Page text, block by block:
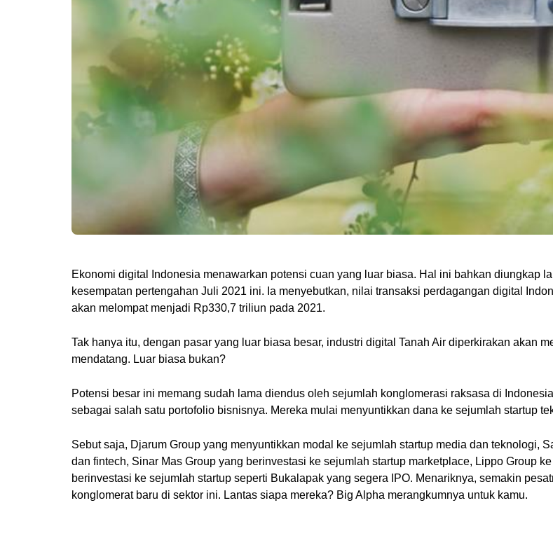
Ekonomi digital Indonesia menawarkan potensi cuan yang luar biasa. Hal ini bahkan diungkap
kesempatan pertengahan Juli 2021 ini. Ia menyebutkan, nilai transaksi perdagangan digital
akan melompat menjadi Rp330,7 triliun pada 2021.
Tak hanya itu, dengan pasar yang luar biasa besar, industri digital Tanah Air diperkirakan akan
mendatang. Luar biasa bukan?
Potensi besar ini memang sudah lama diendus oleh sejumlah konglomerasi raksasa di
sebagai salah satu portofolio bisnisnya. Mereka mulai menyuntikkan dana ke sejumlah startup
Sebut saja, Djarum Group yang menyuntikkan modal ke sejumlah startup media dan teknologi,
dan fintech, Sinar Mas Group yang berinvestasi ke sejumlah startup marketplace, Lippo Group
berinvestasi ke sejumlah startup seperti Bukalapak yang segera IPO. Menariknya, semakin
konglomerat baru di sektor ini. Lantas siapa mereka? Big Alpha merangkumnya untuk kamu.